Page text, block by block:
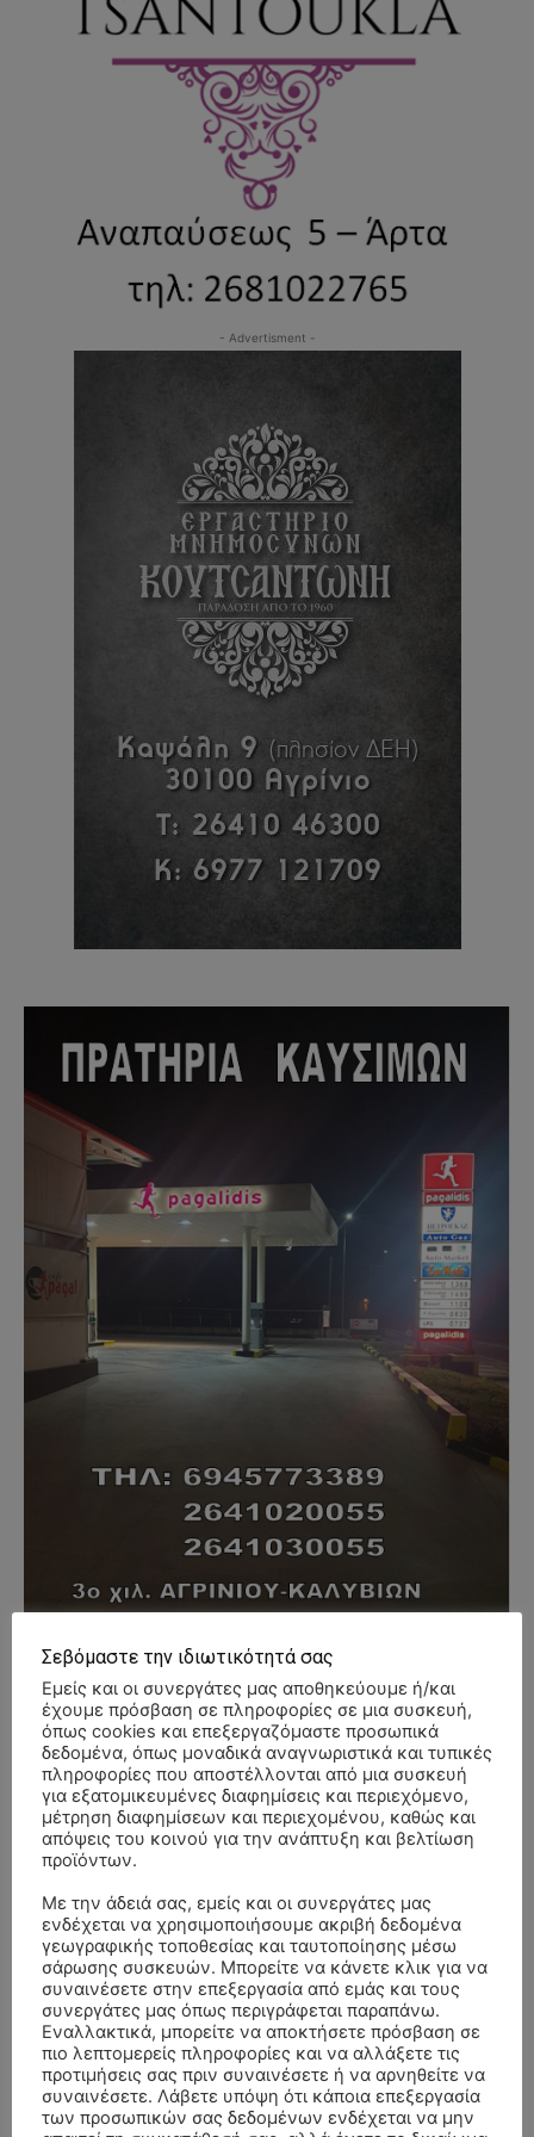
- Advertisment -
ΣΥΛΛΥΠΗΤΗΡΙΑ ΜΗΝΥΜΑΤΑ
Σεβόμαστε την ιδιωτικότητά σας
Εμείς και οι συνεργάτες μας αποθηκεύουμε ή/και
έχουμε πρόσβαση σε πληροφορίες σε μια συσκευή,
όπως cookies και επεξεργαζόμαστε προσωπικά
δεδομένα, όπως μοναδικά αναγνωριστικά και τυπικές
πληροφορίες που αποστέλλονται από μια συσκευή
για εξατομικευμένες διαφημίσεις και περιεχόμενο,
μέτρηση διαφημίσεων και περιεχομένου, καθώς και
απόψεις του κοινού για την ανάπτυξη και βελτίωση
προϊόντων.
Με την άδειά σας, εμείς και οι συνεργάτες μας
ενδέχεται να χρησιμοποιήσουμε ακριβή δεδομένα
γεωγραφικής τοποθεσίας και ταυτοποίησης μέσω
σάρωσης συσκευών. Μπορείτε να κάνετε κλικ για να
συναινέσετε στην επεξεργασία από εμάς και τους
συνεργάτες μας όπως περιγράφεται παραπάνω.
Εναλλακτικά, μπορείτε να αποκτήσετε πρόσβαση σε
πιο λεπτομερείς πληροφορίες και να αλλάξετε τις
προτιμήσεις σας πριν συναινέσετε ή να αρνηθείτε να
συναινέσετε. Λάβετε υπόψη ότι κάποια επεξεργασία
των προσωπικών σας δεδομένων ενδέχεται να μην